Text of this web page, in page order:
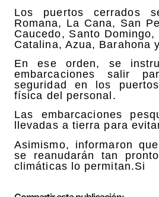
Los puertos cerrados
Romana, La Cana, San
Caucedo, Santo
Catalina, Azua, Barahona
En ese orden, se
embarcaciones salir
seguridad en los
física del personal.
Las embarcaciones
llevadas a tierra para
Asimismo, informaron
se reanudarán tan
climáticas lo permitan.Si